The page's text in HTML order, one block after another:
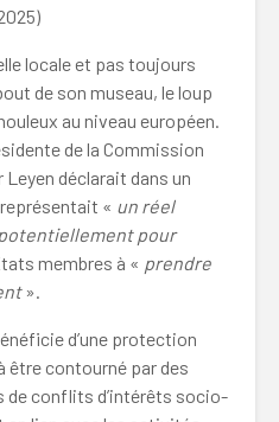
locale et pas toujours
de son museau, le loup
au niveau européen.
de la Commission
déclarait dans un
« un réel
pour
membres à « prendre
».
d’une protection
contourné par des
de conflits d’intérêts socio-